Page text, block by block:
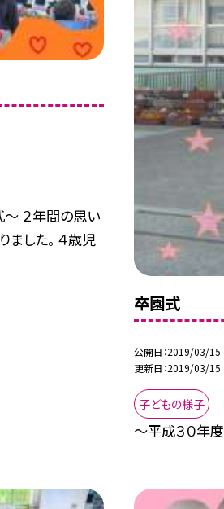
２年間の思い
ました。 ４歳児
卒園式
公開日 2019/03/15
更新日 2019/03/15
子どもの様子
〜平成３０年